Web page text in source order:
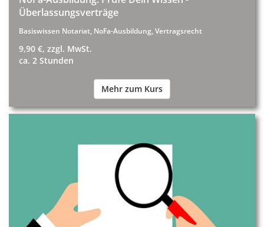
Überlassungsverträge
Basiswissen Notariat, NoFa-Ausbildung, Vertragsrecht
9,90 €, zzgl. MwSt.
ca. 2 Stunden
Mehr zum Kurs